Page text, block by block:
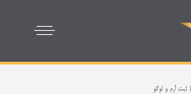
ثبت آرم و لوگو